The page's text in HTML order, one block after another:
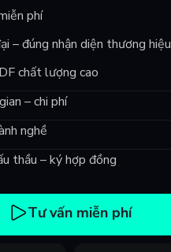
phí
– đúng nhận diện thương hiệu
chất lượng cao
– chi phí
nghề
thầu – ký hợp đồng
Tư vấn miễn phí